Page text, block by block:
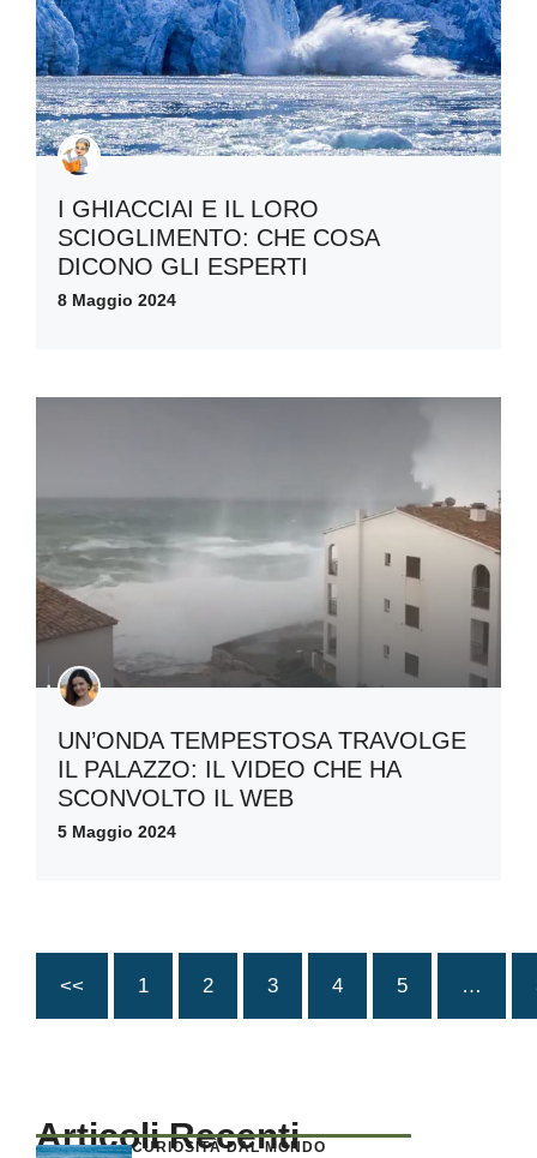
I GHIACCIAI E IL LORO
SCIOGLIMENTO: CHE COSA
DICONO GLI ESPERTI
8 Maggio 2024
UN’ONDA TEMPESTOSA TRAVOLGE
IL PALAZZO: IL VIDEO CHE HA
SCONVOLTO IL WEB
5 Maggio 2024
<< 1 2 3 4 5 …
Articoli Recenti
CURIOSITÀ DAL MONDO